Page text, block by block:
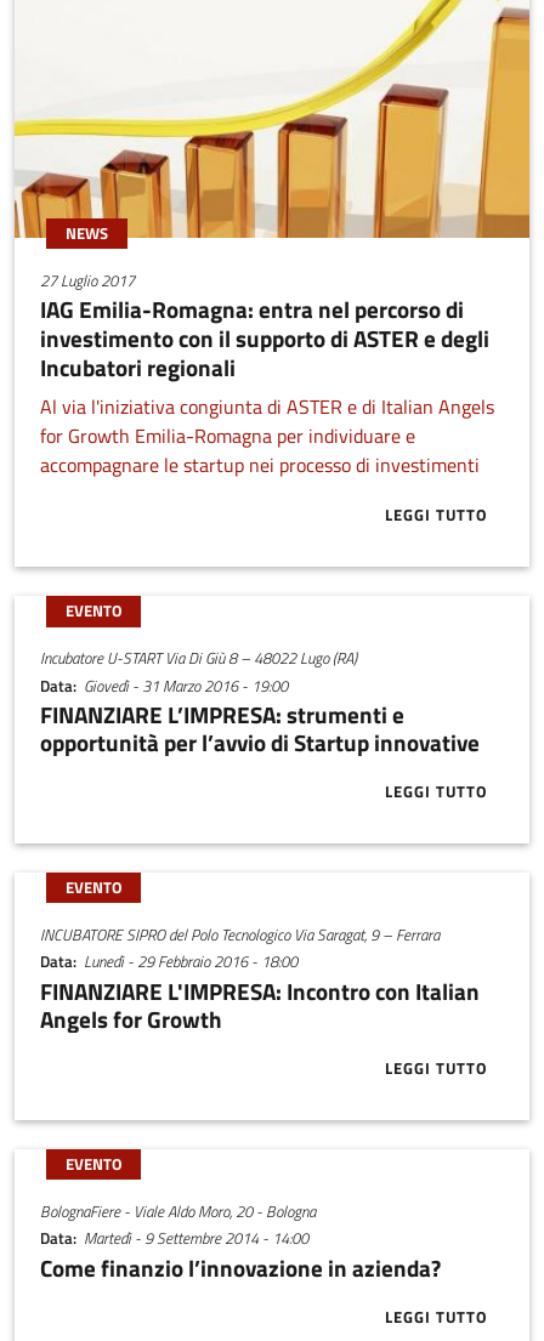
NEWS
27 Luglio 2017
IAG Emilia-Romagna: entra nel percorso di
investimento con il supporto di ASTER e degli
Incubatori regionali
Al via l'iniziativa congiunta di ASTER e di Italian Angels
for Growth Emilia-Romagna per individuare e
accompagnare le startup nei processo di investimenti
LEGGI TUTTO
ABOUT IAG
EVENTO
Incubatore U-START Via Di Giù 8 – 48022 Lugo (RA)
Data Giovedì - 31 Marzo 2016 - 19:00
FINANZIARE L’IMPRESA: strumenti e
opportunità per l’avvio di Startup innovative
LEGGI TUTTO
ABOUT
EVENTO
INCUBATORE SIPRO del Polo Tecnologico Via Saragat, 9 – Ferrara
Data Lunedì - 29 Febbraio 2016 - 18:00
FINANZIARE L'IMPRESA: Incontro con Italian
Angels for Growth
LEGGI TUTTO
ABOUT
EVENTO
BolognaFiere - Viale Aldo Moro, 20 - Bologna
Data Martedì - 9 Settembre 2014 - 14:00
Come finanzio l’innovazione in azienda?
LEGGI TUTTO
ABOUT